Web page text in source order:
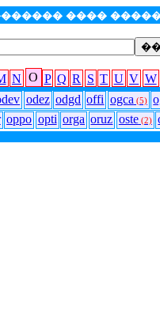
����
N O P Q R S T U V W
odez odgd offi ogca (5)
oppo opti orga oruz oste(2)